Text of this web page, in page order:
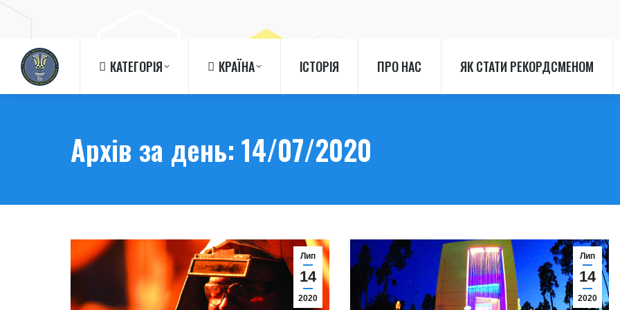
КАТЕГОРІЯ КРАЇНА ІСТОРІЯ ПРО НАС ЯК СТАТИ РЕКОРДСМЕНОМ
Архів за день: 14/07/2020
Лип
14
2020
Лип
14
2020